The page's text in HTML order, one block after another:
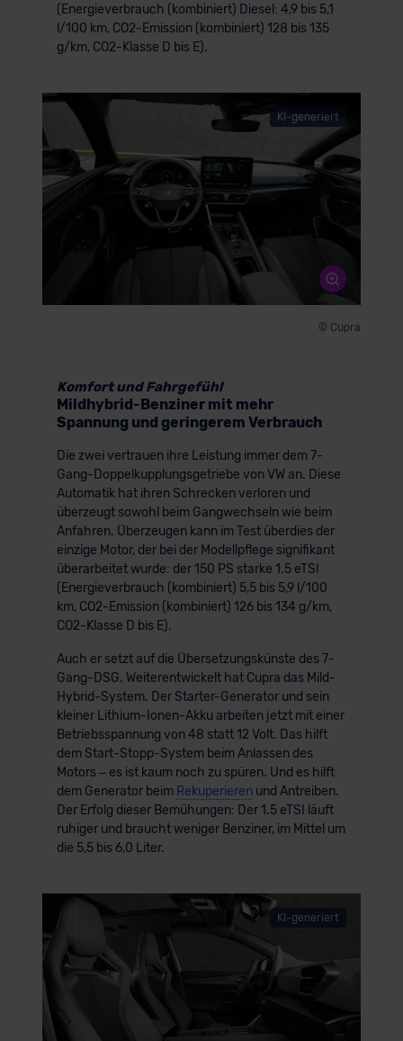
(Energieverbrauch (kombiniert) Diesel: 4,9 bis 5,1
l/100 km, CO2-Emission (kombiniert) 128 bis 135
g/km, CO2-Klasse D bis E).
KI-generiert
© Cupra
Komfort und Fahrgefühl
Mildhybrid-Benziner mit mehr
Spannung und geringerem Verbrauch
Die zwei vertrauen ihre Leistung immer dem 7-
Gang-Doppelkupplungsgetriebe von VW an. Diese
Automatik hat ihren Schrecken verloren und
überzeugt sowohl beim Gangwechseln wie beim
Anfahren. Überzeugen kann im Test überdies der
einzige Motor, der bei der Modellpflege signifikant
überarbeitet wurde: der 150 PS starke 1.5 eTSI
(Energieverbrauch (kombiniert) 5,5 bis 5,9 l/100
km, CO2-Emission (kombiniert) 126 bis 134 g/km,
CO2-Klasse D bis E).
Auch er setzt auf die Übersetzungskünste des 7-
Gang-DSG. Weiterentwickelt hat Cupra das Mild-
Hybrid-System. Der Starter-Generator und sein
kleiner Lithium-Ionen-Akku arbeiten jetzt mit einer
Betriebsspannung von 48 statt 12 Volt. Das hilft
dem Start-Stopp-System beim Anlassen des
Motors – es ist kaum noch zu spüren. Und es hilft
dem Generator beim Rekuperierenund Antreiben.
Der Erfolg dieser Bemühungen: Der 1.5 eTSI läuft
ruhiger und braucht weniger Benziner, im Mittel um
die 5,5 bis 6,0 Liter.
KI-generiert